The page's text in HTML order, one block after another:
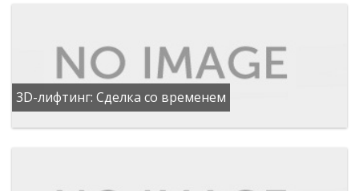
3D-лифтинг: Сделка со временем